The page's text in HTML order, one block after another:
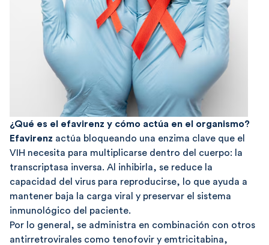
¿Qué es el efavirenz y cómo actúa en el organismo?
Efavirenz actúa bloqueando una enzima clave que el
VIH necesita para multiplicarse dentro del cuerpo: la
transcriptasa inversa. Al inhibirla, se reduce la
capacidad del virus para reproducirse, lo que ayuda a
mantener baja la carga viral y preservar el sistema
inmunológico del paciente.
Por lo general, se administra en combinación con otros
antirretrovirales como tenofovir y emtricitabina,